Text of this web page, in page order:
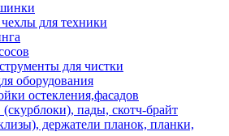
для техники
для чистки
оборудования
остекления,фасадов
пады, скотч-брайт
держатели планок, планки,